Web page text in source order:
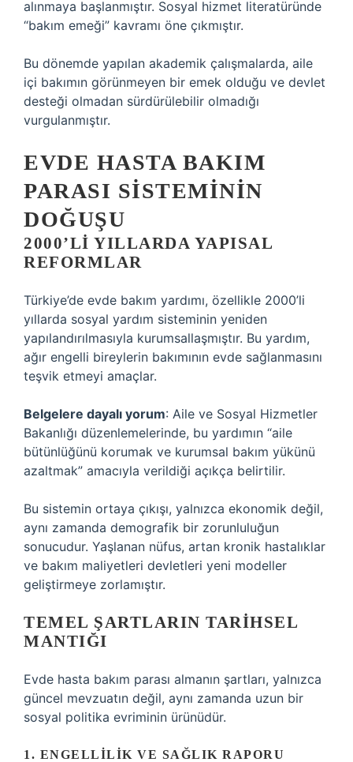
alınmaya başlanmıştır. Sosyal hizmet literatüründe
“bakım emeği” kavramı öne çıkmıştır.
Bu dönemde yapılan akademik çalışmalarda, aile
içi bakımın görünmeyen bir emek olduğu ve devlet
desteği olmadan sürdürülebilir olmadığı
vurgulanmıştır.
EVDE HASTA BAKIM
PARASI SISTEMININ
DOĞUŞU
2000’LI YILLARDA YAPISAL
REFORMLAR
Türkiye’de evde bakım yardımı, özellikle 2000’li
yıllarda sosyal yardım sisteminin yeniden
yapılandırılmasıyla kurumsallaşmıştır. Bu yardım,
ağır engelli bireylerin bakımının evde sağlanmasını
teşvik etmeyi amaçlar.
Belgelere dayalı yorum: Aile ve Sosyal Hizmetler
Bakanlığı düzenlemelerinde, bu yardımın “aile
bütünlüğünü korumak ve kurumsal bakım yükünü
azaltmak” amacıyla verildiği açıkça belirtilir.
Bu sistemin ortaya çıkışı, yalnızca ekonomik değil,
aynı zamanda demografik bir zorunluluğun
sonucudur. Yaşlanan nüfus, artan kronik hastalıklar
ve bakım maliyetleri devletleri yeni modeller
geliştirmeye zorlamıştır.
TEMEL ŞARTLARIN TARIHSEL
MANTIĞI
Evde hasta bakım parası almanın şartları, yalnızca
güncel mevzuatın değil, aynı zamanda uzun bir
sosyal politika evriminin ürünüdür.
1. ENGELLILIK VE SAĞLIK RAPORU